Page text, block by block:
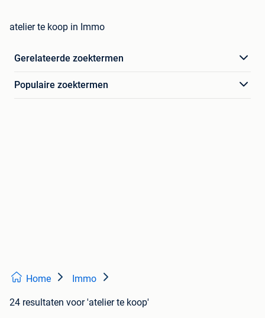
atelier te koop in Immo
Gerelateerde zoektermen
Populaire zoektermen
Home Immo
24 resultaten voor 'atelier te koop'